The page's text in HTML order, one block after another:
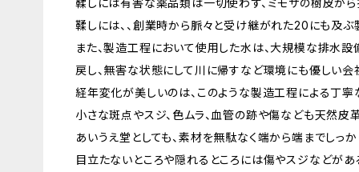
鞣しには有害な薬品類は一切使わず、ミモザの樹皮から
鞣しには、、創業時から脈々と受け継がれた20にも及ぶ
また、製造工程において使用した水は、大規模な排水設
戻し、無害な状態にして川に帰すなど環境にも優しい会
経年変化が美しいのは、このような製造工程による丁寧
小さな斑点やスジ、色ムラ、血管の跡や傷なども天然皮
あいうえ堂としても、素材を無駄なく端から端までしっ
目立たないところや隠れるところには傷やスジなどが